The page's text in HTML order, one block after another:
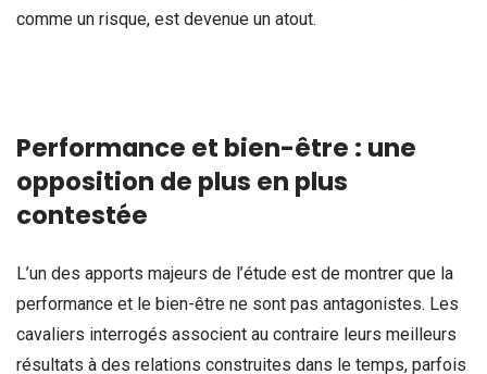
comme un risque, est devenue un atout.
Performance et bien-être : une
opposition de plus en plus
contestée
L’un des apports majeurs de l’étude est de montrer que la
performance et le bien-être ne sont pas antagonistes. Les
cavaliers interrogés associent au contraire leurs meilleurs
résultats à des relations construites dans le temps, parfois